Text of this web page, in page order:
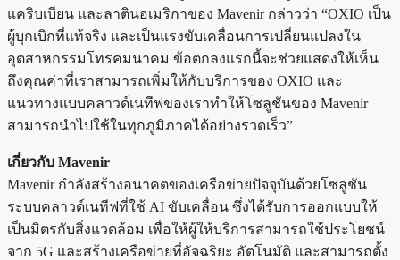
แคริบเบียน และลาตินอเมริกาของ Mavenir กล่าวว่า “OXIO เป็น
ผู้บุกเบิกที่แท้จริง และเป็นแรงขับเคลื่อนการเปลี่ยนแปลงใน
อุตสาหกรรมโทรคมนาคม ข้อตกลงแรกนี้จะช่วยแสดงให้เห็น
ถึงคุณค่าที่เราสามารถเพิ่มให้กับบริการของ OXIO และ
แนวทางแบบคลาวด์เนทีฟของเราทำให้โซลูชันของ Mavenir
สามารถนำไปใช้ในทุกภูมิภาคได้อย่างรวดเร็ว”
เกี่ยวกับ Mavenir
Mavenir กำลังสร้างอนาคตของเครือข่ายปัจจุบันด้วยโซลูชัน
ระบบคลาวด์เนทีฟที่ใช้ AI ขับเคลื่อน ซึ่งได้รับการออกแบบให้
เป็นมิตรกับสิ่งแวดล้อม เพื่อให้ผู้ให้บริการสามารถใช้ประโยชน์
จาก 5G และสร้างเครือข่ายที่อัจฉริยะ อัตโนมัติ และสามารถตั้ง